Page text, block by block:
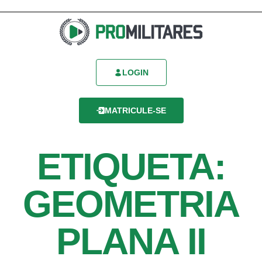
LOGIN
MATRICULE-SE
ETIQUETA:
GEOMETRIA
PLANA II